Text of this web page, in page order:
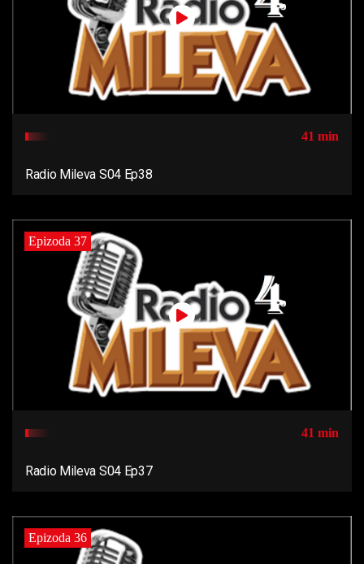
41 min
Radio Mileva S04 Ep38
Epizoda 37
41 min
Radio Mileva S04 Ep37
Epizoda 36